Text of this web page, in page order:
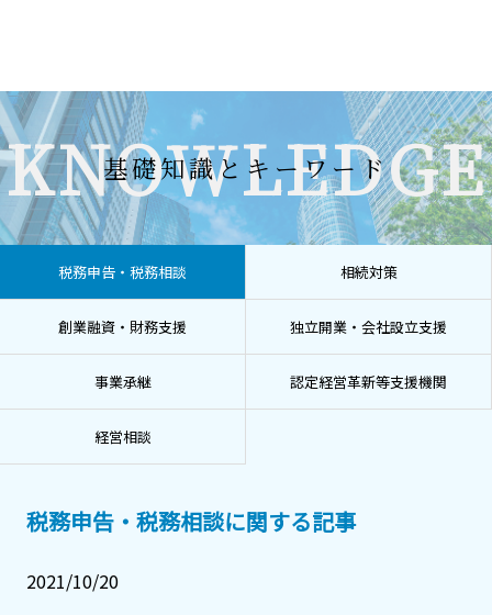
KNOWLEDGE
基礎知識とキーワード
税務申告・税務相談 相続対策
創業融資・財務支援 独立開業・会社設立支援
事業承継 認定経営革新等支援機関
経営相談
税務申告・税務相談に関する記事
2021/10/20